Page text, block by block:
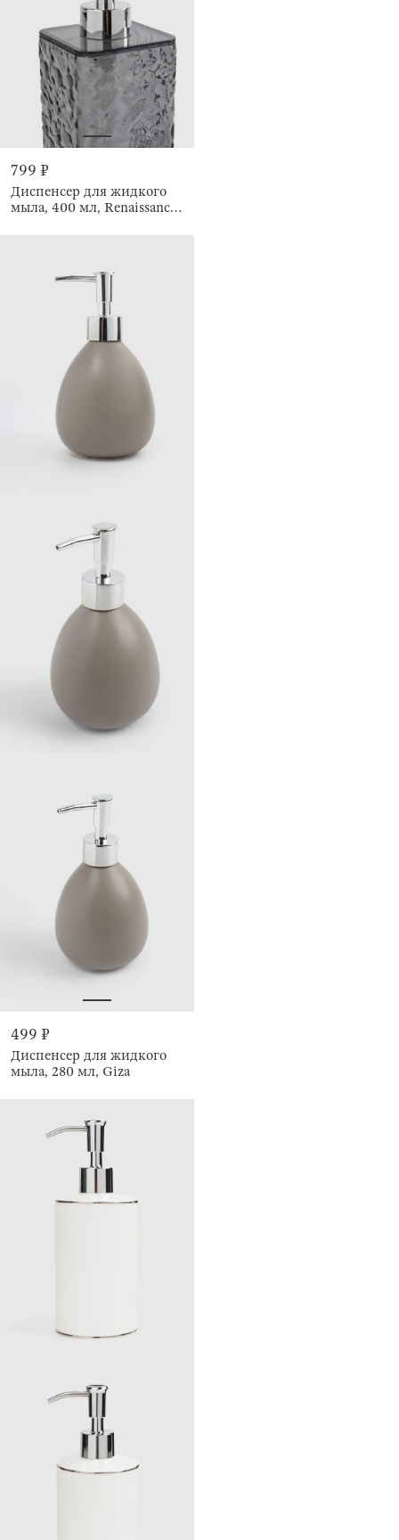
799 ₽
Диспенсер для жидкого
мыла, 400 мл, Renaissance
499 ₽
Диспенсер для жидкого
мыла, 280 мл, Giza